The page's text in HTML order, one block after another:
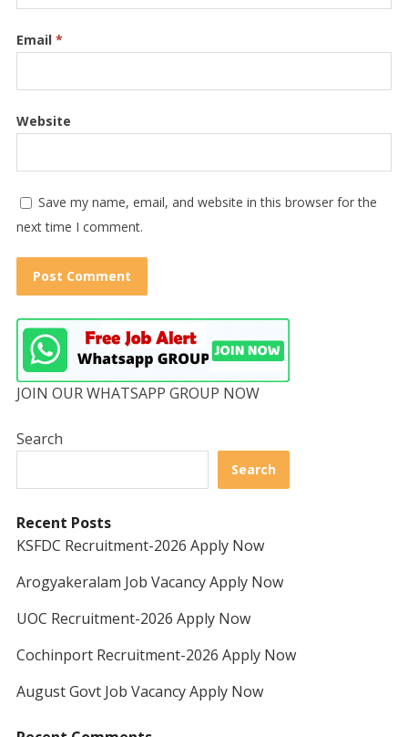
Email *
Website
Save my name, email, and website in this browser for the
next time I comment.
JOIN OUR WHATSAPP GROUP NOW
Search
Search
Recent Posts
KSFDC Recruitment-2026 Apply Now
Arogyakeralam Job Vacancy Apply Now
UOC Recruitment-2026 Apply Now
Cochinport Recruitment-2026 Apply Now
August Govt Job Vacancy Apply Now